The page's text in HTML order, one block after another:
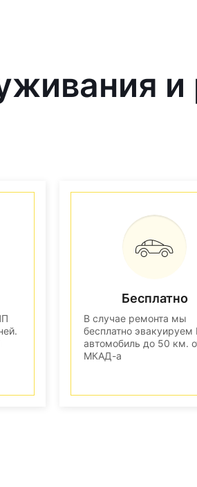
и
Бесплатно
В случае ремонта мы
бесплатно
автомобиль до 50 км.
МКАД-а